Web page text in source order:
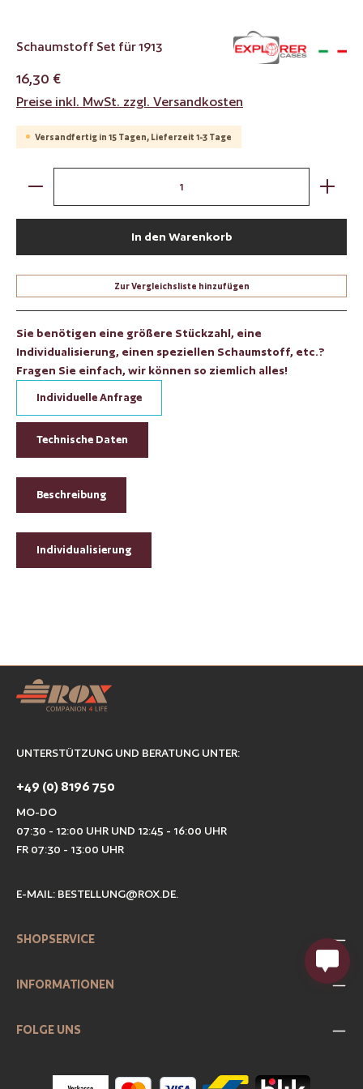
Schaumstoff Set für 1913
16,30 €
Preise inkl. MwSt. zzgl. Versandkosten
Versandfertig in 15 Tagen, Lieferzeit 1-3 Tage
Produkt Anzahl: Gib den gewünschten Wert ein oder
In den Warenkorb
Zur Vergleichsliste hinzufügen
Sie benötigen eine größere Stückzahl, eine
Individualisierung, einen speziellen Schaumstoff, etc.?
Fragen Sie einfach, wir können so ziemlich alles!
Individuelle Anfrage
Technische Daten
Beschreibung
Individualisierung
UNTERSTÜTZUNG UND BERATUNG UNTER:
+49 (0) 8196 750
MO-DO
07:30 - 12:00 UHR UND 12:45 - 16:00 UHR
FR 07:30 - 13:00 UHR
E-MAIL: BESTELLUNG@ROX.DE.
SHOPSERVICE
INFORMATIONEN
FOLGE UNS